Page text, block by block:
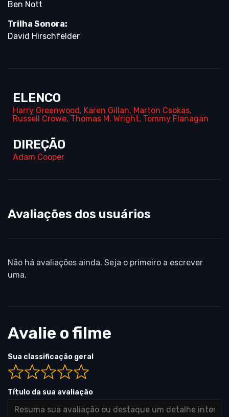
Ben Nott
Trilha Sonora:
David Hirschfelder
ELENCO
Harry Greenwood, Karen Gillan, Marton Csokas,
Russell Crowe, Thomas M. Wright, Tommy Flanagan
DIREÇÃO
Adam Cooper
Avaliações dos usuários
Não há avaliações ainda. Seja o primeiro a escrever
uma.
Avalie o filme
Sua classificação geral
Título da sua avaliação